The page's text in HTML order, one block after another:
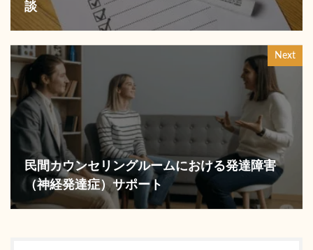
談
Next
民間カウンセリングルームにおける発達障害
（神経発達症）サポート